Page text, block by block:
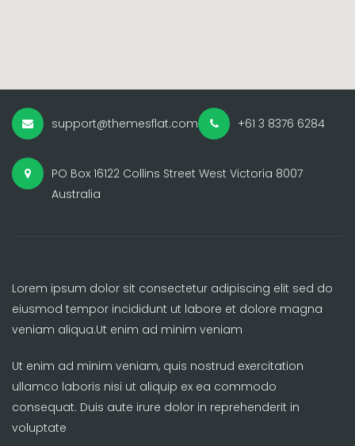
support@themesflat.com +61 3 8376 6284
PO Box 16122 Collins Street West Victoria 8007
Australia
Lorem ipsum dolor sit consectetur adipiscing elit sed do
eiusmod tempor incididunt ut labore et dolore magna
veniam aliqua.Ut enim ad minim veniam
Ut enim ad minim veniam, quis nostrud exercitation
ullamco laboris nisi ut aliquip ex ea commodo
consequat. Duis aute irure dolor in reprehenderit in
voluptate